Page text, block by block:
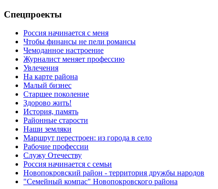
Спецпроекты
Россия начинается с меня
Чтобы финансы не пели романсы
Чемоданное настроение
Журналист меняет профессию
Увлечения
На карте района
Малый бизнес
Старшее поколение
Здорово жить!
История, память
Районные старости
Наши земляки
Маршрут перестроен: из города в село
Рабочие профессии
Служу Отечеству
Россия начинается с семьи
Новопокровский район - территория дружбы народов
"Семейный компас" Новопокровского района